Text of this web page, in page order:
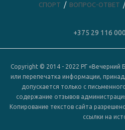
СПОРТ
ВОПРОС-ОТВЕТ
+375 29 116
Copyright © 2014 - 2022 РГ «Вечерний
или перепечатка информации,
допускается только с
содержание отзывов
Копирование текстов сайта
ссылки на